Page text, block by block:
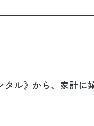
タル》から、家計に